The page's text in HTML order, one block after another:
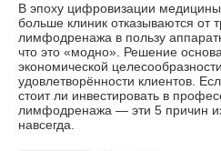
В эпоху цифровизации медицины
больше клиник отказываются от
лимфодренажа в пользу
что это «модно». Решение
экономической
удовлетворённости клиентов.
стоит ли инвестировать в
лимфодренажа — эти 5 причин
навсегда.